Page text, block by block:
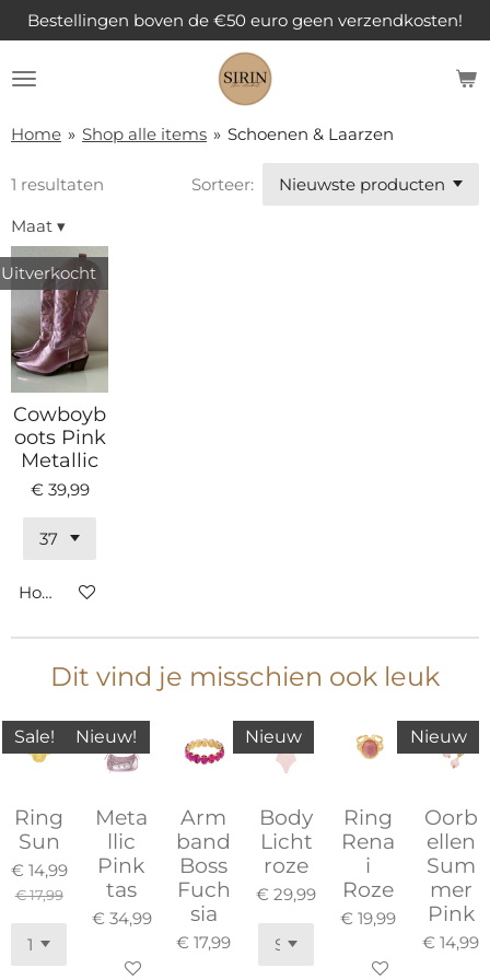
Ga
direct
naar
Bestellingen boven de €50 euro geen verzendkosten!
Home » Shop alle items » Schoenen & Laarzen
1 resultaten Sorteer:
Maat ▾
Uitverkocht
Cowboyb
oots Pink
Metallic
€ 39,99
Houd mij op de hoogte
Dit vind je misschien ook leuk
Sale!
Ring
Sun
€ 14,99
€ 17,99
Nieuw!
Meta
llic
Pink
tas
€ 34,99
In winkelwagen
Arm
band
Boss
Fuch
sia
€ 17,99
Nieuw
Body
Licht
roze
€ 29,99
Ring
Rena
i
Roze
€ 19,99
In winkelwagen
Nieuw
Oorb
ellen
Sum
mer
Pink
€ 14,99